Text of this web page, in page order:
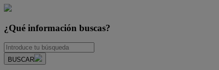
¿Qué información buscas?
BUSCAR